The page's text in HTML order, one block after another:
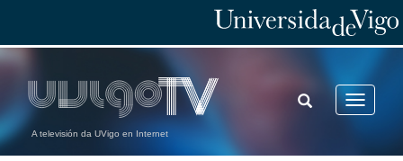
A televisión da UVigo en Internet
Toggle
TOGGLE
SEARCH